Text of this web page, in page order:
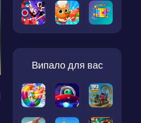
Випало для вас